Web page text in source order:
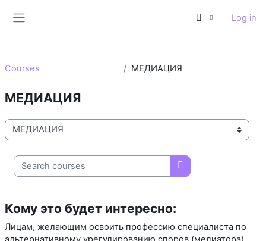
Log in
Courses МЕДИАЦИЯ
МЕДИАЦИЯ
Course categories
Search courses
Search courses
Кому это будет интересно:
Лицам, желающим освоить профессию специалиста по